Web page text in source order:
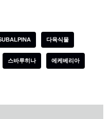
다육식물
스바루히나 에케베리아